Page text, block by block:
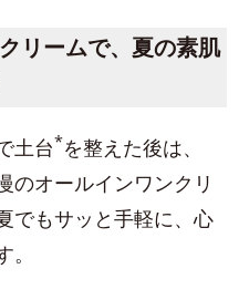
リームで、夏の素肌
土台*を整えた後は、
のオールインワンクリ
でもサッと手軽に、心